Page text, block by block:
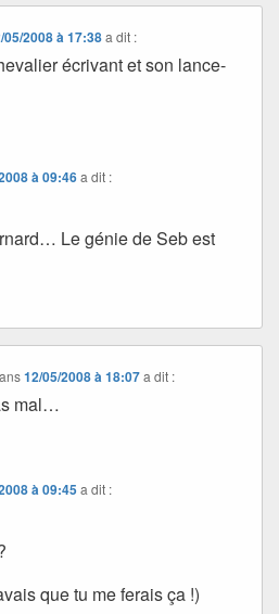
05/2008 à 17:38 a dit :
écrivant et son lance-
à 09:46a dit :
Le génie de Seb est
12/05/2008 à 18:07 a dit :
mal…
à 09:45a dit :
que tu me ferais ça !)